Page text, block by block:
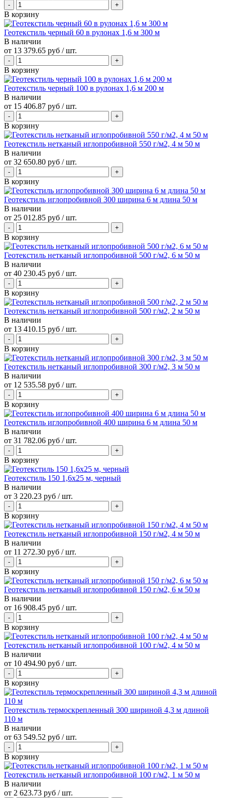
В корзину
Геотекстиль черный 60 в рулонах 1,6 м 300 м
В наличии
от 13 379.65 руб / шт.
В корзину
Геотекстиль черный 100 в рулонах 1,6 м 200 м
В наличии
от 15 406.87 руб / шт.
В корзину
Геотекстиль нетканый иглопробивной 550 г/м2, 4 м 50 м
В наличии
от 32 650.80 руб / шт.
В корзину
Геотекстиль иглопробивной 300 ширина 6 м длина 50 м
В наличии
от 25 012.85 руб / шт.
В корзину
Геотекстиль нетканый иглопробивной 500 г/м2, 6 м 50 м
В наличии
от 40 230.45 руб / шт.
В корзину
Геотекстиль нетканый иглопробивной 500 г/м2, 2 м 50 м
В наличии
от 13 410.15 руб / шт.
В корзину
Геотекстиль нетканый иглопробивной 300 г/м2, 3 м 50 м
В наличии
от 12 535.58 руб / шт.
В корзину
Геотекстиль иглопробивной 400 ширина 6 м длина 50 м
В наличии
от 31 782.06 руб / шт.
В корзину
Геотекстиль 150 1,6х25 м, черный
В наличии
от 3 220.23 руб / шт.
В корзину
Геотекстиль нетканый иглопробивной 150 г/м2, 4 м 50 м
В наличии
от 11 272.30 руб / шт.
В корзину
Геотекстиль нетканый иглопробивной 150 г/м2, 6 м 50 м
В наличии
от 16 908.45 руб / шт.
В корзину
Геотекстиль нетканый иглопробивной 100 г/м2, 4 м 50 м
В наличии
от 10 494.90 руб / шт.
В корзину
Геотекстиль термоскрепленный 300 шириной 4,3 м длиной
110 м
В наличии
от 63 549.52 руб / шт.
В корзину
Геотекстиль нетканый иглопробивной 100 г/м2, 1 м 50 м
В наличии
от 2 623.73 руб / шт.